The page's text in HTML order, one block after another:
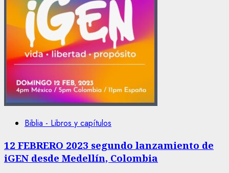
Biblia - Libros y capítulos
12 FEBRERO 2023 segundo lanzamiento de
iGEN desde Medellín, Colombia